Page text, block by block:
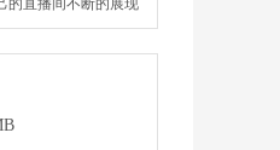
的直播间不断的展现